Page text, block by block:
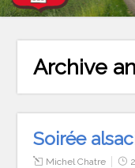
Archive
Soirée
Michel Chatre